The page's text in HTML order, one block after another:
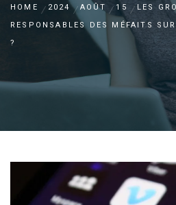
HOME 2024 AOÛT 15
LES
RESPONSABLES DES MÉFAITS
?